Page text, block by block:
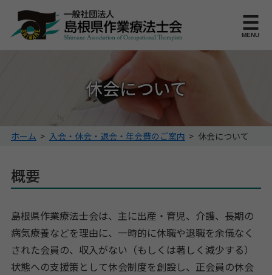
このページの本文へ
MENU
休会について
こ
ー
ジ
位
ホーム > 入会・休会・退会・年会費のご案内 > 休会について
概要
島根県作業療法士会は、主に出産・育児、介護、長期の
病気療養などを理由に、一時的に休職や退職を余儀なく
された会員の、収入がない（もしくは著しく減少する）
状態への支援策として休会制度を創設し、正会員の休会